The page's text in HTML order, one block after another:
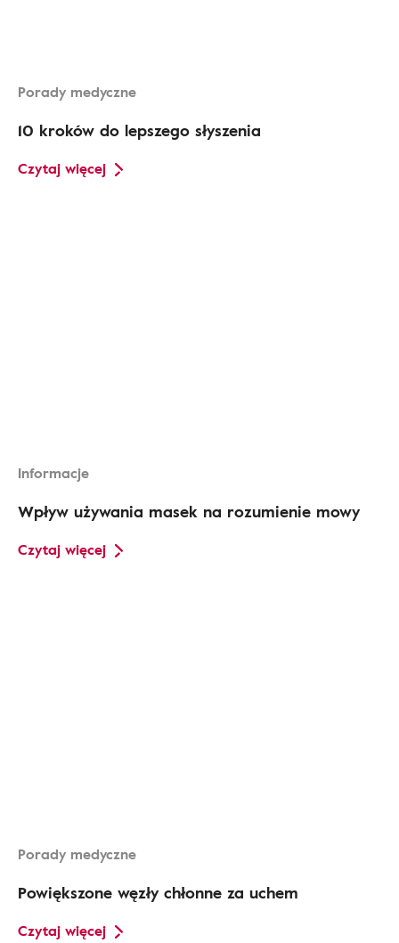
Porady medyczne
10 kroków do lepszego słyszenia
Czytaj więcej
Informacje
Wpływ używania masek na rozumienie mowy
Czytaj więcej
Porady medyczne
Powiększone węzły chłonne za uchem
Czytaj więcej